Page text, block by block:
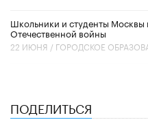
Школьники и студенты Москвы
Отечественной войны
22 ИЮНЯ / ГОРОДСКОЕ
ПОДЕЛИТЬСЯ